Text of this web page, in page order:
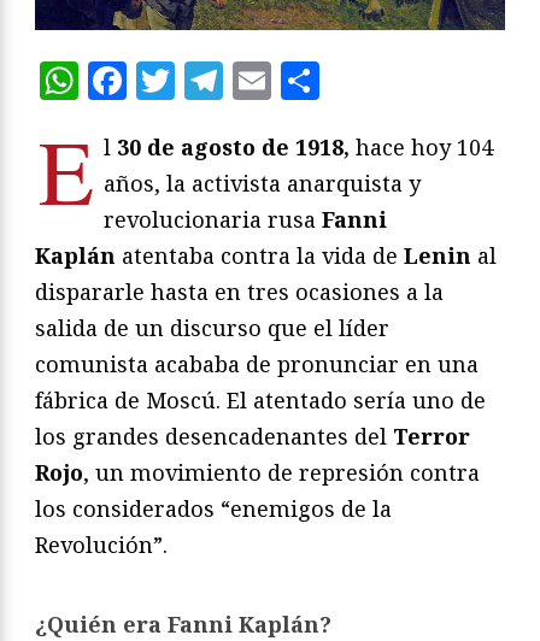
WhatsApp
Facebook
Twitter
Telegram
Email
E l 30 de agosto de 1918, hace hoy 104
años, la activista anarquista y
revolucionaria rusa Fanni
Kaplán atentaba contra la vida de Lenin al
dispararle hasta en tres ocasiones a la
salida de un discurso que el líder
comunista acababa de pronunciar en una
fábrica de Moscú. El atentado sería uno de
los grandes desencadenantes del Terror
Rojo, un movimiento de represión contra
los considerados “enemigos de la
Revolución”.
¿Quién era Fanni Kaplán?